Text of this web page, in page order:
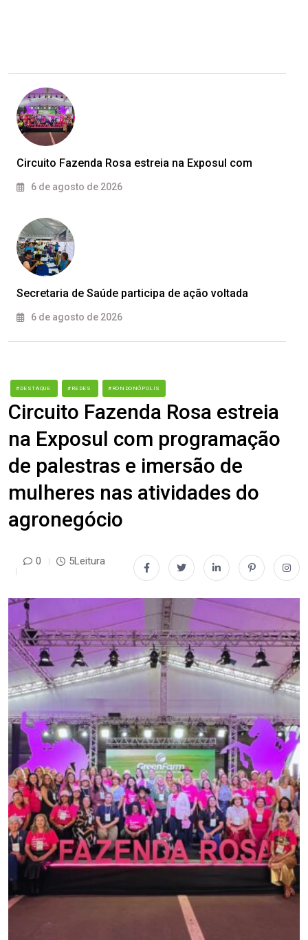
Circuito Fazenda Rosa estreia na Exposul com
6 de agosto de 2026
Secretaria de Saúde participa de ação voltada
6 de agosto de 2026
#DESTAQUE #REDES #RONDONÓPOLIS
Circuito Fazenda Rosa estreia
na Exposul com programação
de palestras e imersão de
mulheres nas atividades do
agronegócio
0 5Leitura